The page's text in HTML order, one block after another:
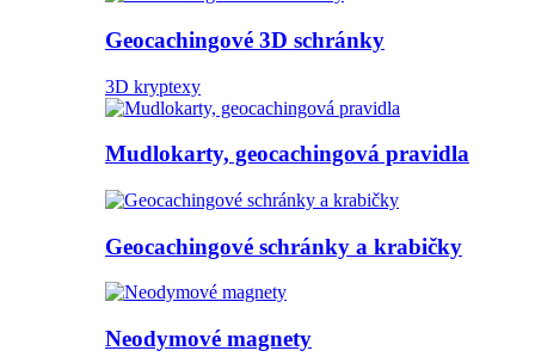
Geocachingové 3D schránky
3D kryptexy
Mudlokarty, geocachingová pravidla
Geocachingové schránky a krabičky
Neodymové magnety